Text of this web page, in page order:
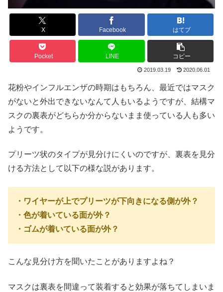
X Facebook はてブ
Pocket LINE コピー
2019.03.19 2020.06.01
花粉やインフルエンザの時期はもちろん、最近ではマスク
がないと外出できないなんて人もいるようですが、結構マ
スクの裏表がどちらか分からないまま使っている人も多い
ようです。
プリーツ状のタイプが見分けにくいのですが、裏表を見分
ける方法として以下の様な説があります。
・ワイヤーが上でプリーツが下向きになる側が外？
・色が着いている面が外？
・ゴムが着いている面が外？
こんな見分け方を聞いたことがありますよね？
マスクは裏表を間違って装着すると効果が落ちてしまいま